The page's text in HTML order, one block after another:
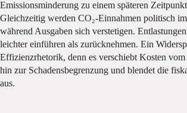
Emissionsminderung zu einem späteren
Gleichzeitig werden CO₂-Einnahmen politisch
während Ausgaben sich verstetigen.
leichter einführen als zurücknehmen. Ein
Effizienzrhetorik, denn es verschiebt Kosten
hin zur Schadensbegrenzung und blendet die
aus.